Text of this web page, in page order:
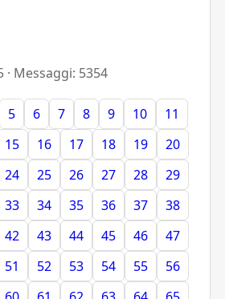
· Messaggi: 5354
5 6 7 8 9 10
11
15 16 17 18 19
20
24 25 26 27 28
29
33 34 35 36 37
38
42 43 44 45 46
47
51 52 53 54 55
56